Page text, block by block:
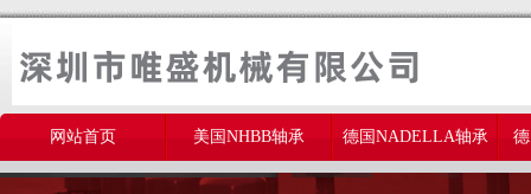
网站首页 美国NHBB轴承 德国NADELLA轴承
美国THOMSON轴承